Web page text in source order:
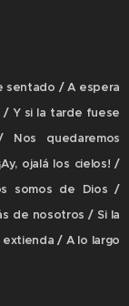
sentado / A espera
Y si la tarde fuese
quedaremos
ojalá los cielos! /
somos de Dios /
de nosotros / Si la
/ A lo largo